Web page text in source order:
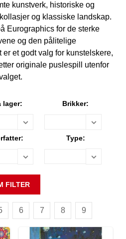
kunstverk, historiske og
og klassiske landskap.
Eurographics for de sterke
og den pålitelige
et godt valg for kunstelskere,
originale puslespill utenfor
lager: Brikker:
Type:
6 7 8 9